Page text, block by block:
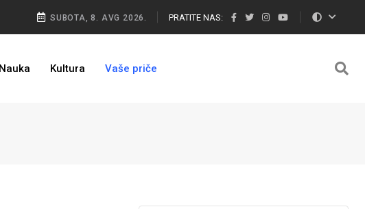
SUBOTA, 8. AVG 2026. PRATITE NAS:
Nauka Kultura Vaše priče